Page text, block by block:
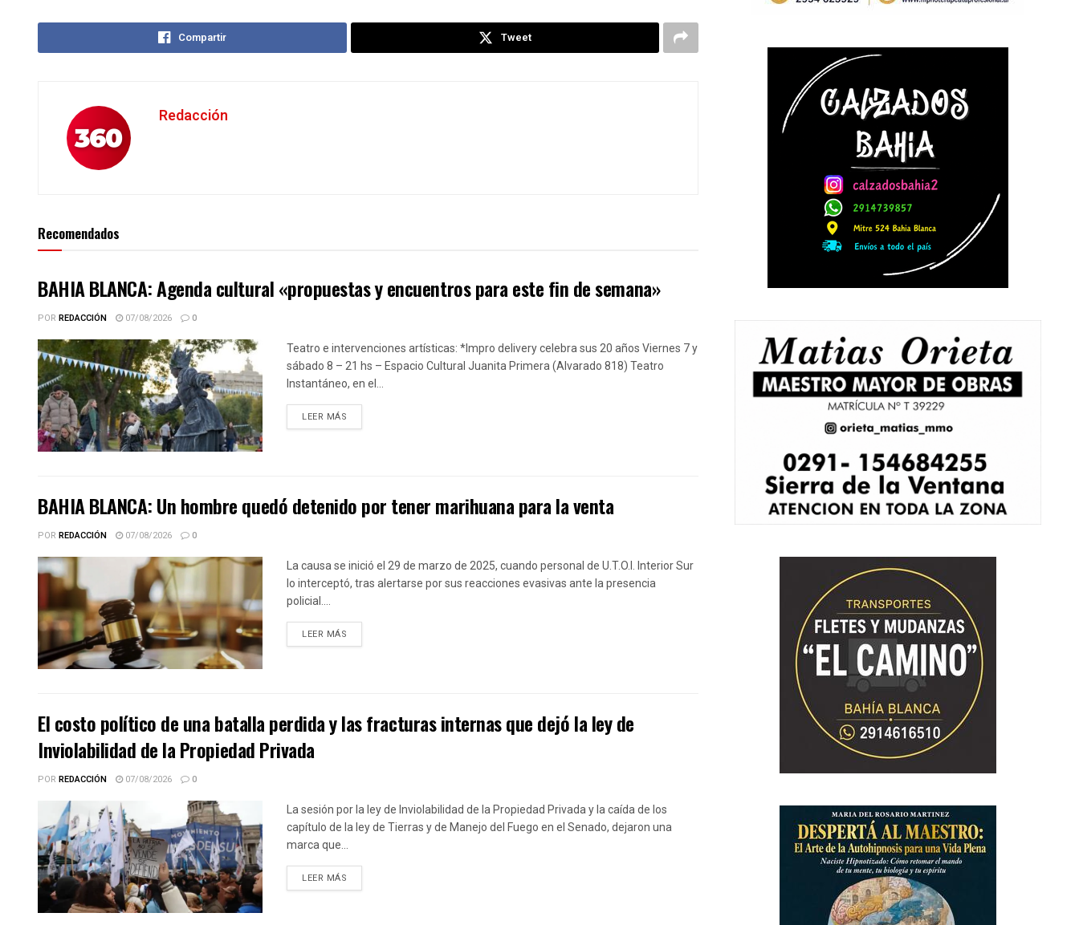
Compartir Tweet
Redacción
Recomendados
BAHIA BLANCA: Agenda cultural «propuestas y encuentros para este fin de semana»
POR REDACCIÓN 07/08/2026 0
Teatro e intervenciones artísticas: *Impro delivery celebra sus 20 años Viernes 7 y
sábado 8 – 21 hs – Espacio Cultural Juanita Primera (Alvarado 818) Teatro
Instantáneo, en el...
LEER MÁS
BAHIA BLANCA: Un hombre quedó detenido por tener marihuana para la venta
POR REDACCIÓN 07/08/2026 0
La causa se inició el 29 de marzo de 2025, cuando personal de U.T.O.I. Interior Sur
lo interceptó, tras alertarse por sus reacciones evasivas ante la presencia
policial....
LEER MÁS
El costo político de una batalla perdida y las fracturas internas que dejó la ley de
Inviolabilidad de la Propiedad Privada
POR REDACCIÓN 07/08/2026 0
La sesión por la ley de Inviolabilidad de la Propiedad Privada y la caída de los
capítulo de la ley de Tierras y de Manejo del Fuego en el Senado, dejaron una
marca que...
LEER MÁS